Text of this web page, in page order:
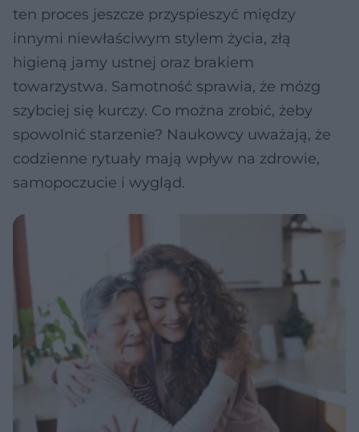
ten proces jeszcze przyspieszyć między
innymi niewłaściwym stylem życia, złą
higieną jamy ustnej oraz brakiem
towarzystwa. Samotność sprawia, że mózg
szybciej się kurczy. Co można zrobić, żeby
spowolnić starzenie? Naukowcy uważają, że
codzienne rytuały mają wpływ na zdrowie,
samopoczucie i wygląd.